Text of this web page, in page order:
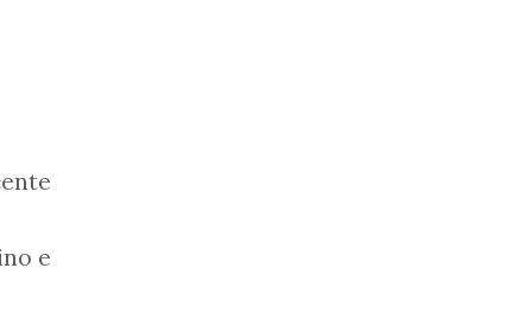
e